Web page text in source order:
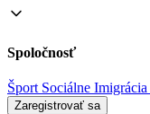
Spoločnosť
Šport Sociálne Imigrácia
Zaregistrovať sa